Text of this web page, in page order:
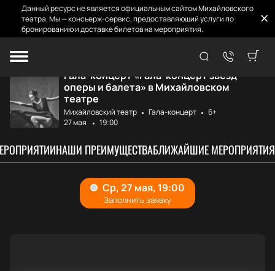
Данный ресурс не является официальным сайтом Михайловского
театра. Мы — консьерж-сервис, предоставляющий услуги по
бронированию и доставке билетов на мероприятия.
Главная
Гала-концерт «Гала-концерт звёзд
оперы и балета» в Михайловском
театре
Михайловский театр Гала-концерт
6+
27 мая
19:00
НАШИ ПРЕИМУЩЕСТВАБЛИЖАЙШИЕ МЕРОПРИЯТИЯ